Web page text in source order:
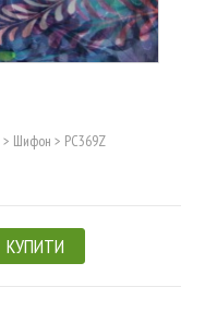
> Шифон > PC369Z
КУПИТИ